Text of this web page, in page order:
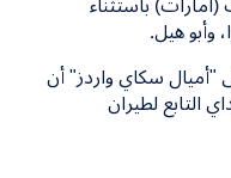
وأبو هيل.
"أميال سكاي واردز" أن
التابع لطيران